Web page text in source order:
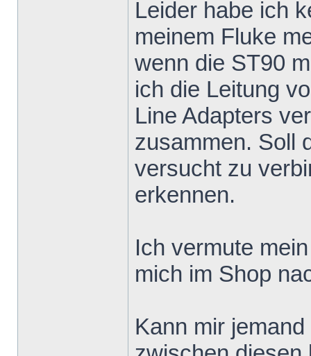
Leider habe ich
meinem Fluke
wenn die ST90
ich die Leitung
Line Adapters
zusammen. Soll
versucht zu
erkennen.
Ich vermute
mich im Shop
Kann mir